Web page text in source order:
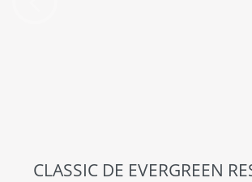
CLASSIC DE EVERGREEN